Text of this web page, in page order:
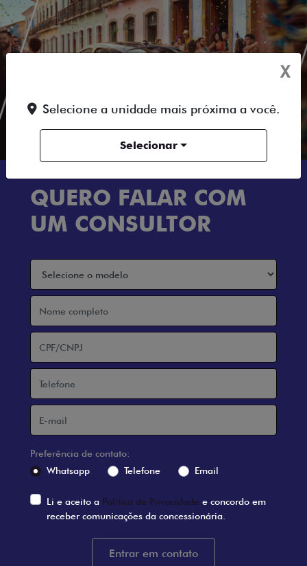
QUERO FALAR COM
UM CONSULTOR
Preferência de contato:
Whatsapp
Telefone Email
Li e aceito a Política de Privacidade e concordo em
receber comunicações da concessionária.
Entrar em contato
X
Selecione a unidade mais próxima a você.
Selecionar